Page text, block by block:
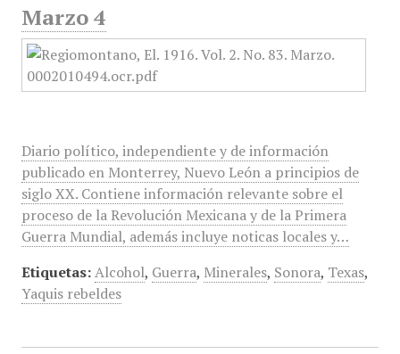
Marzo 4
Diario político, independiente y de información
publicado en Monterrey, Nuevo León a principios de
siglo XX. Contiene información relevante sobre el
proceso de la Revolución Mexicana y de la Primera
Guerra Mundial, además incluye noticas locales y…
Etiquetas: Alcohol, Guerra, Minerales, Sonora, Texas,
Yaquis rebeldes